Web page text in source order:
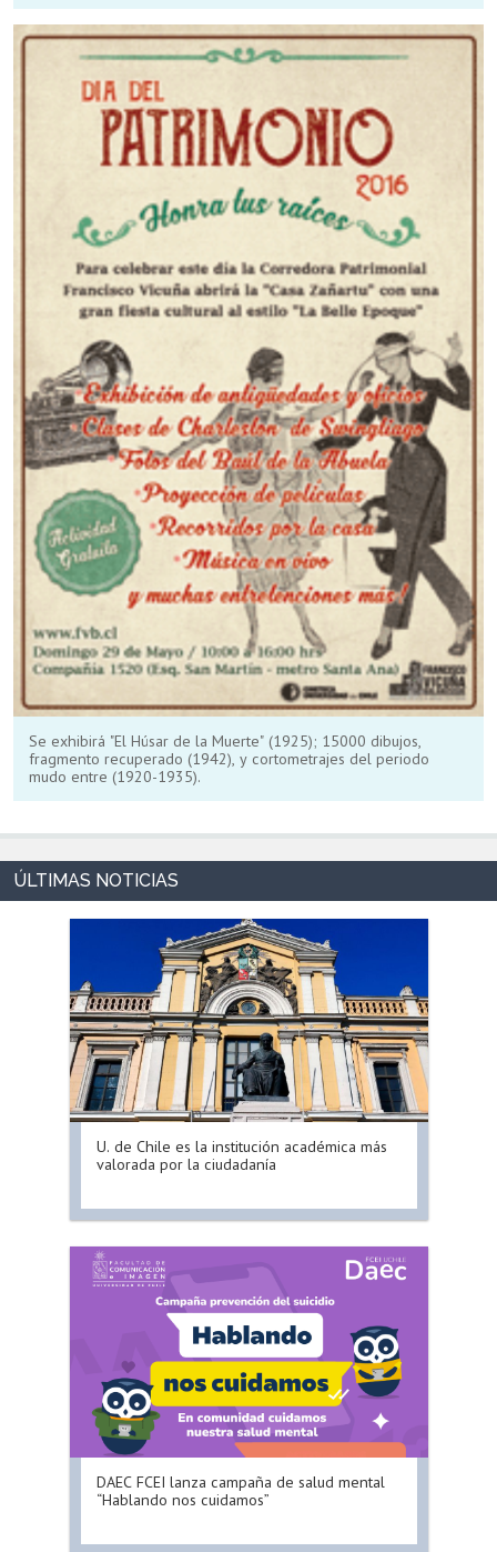
Se exhibirá "El Húsar de la Muerte" (1925); 15000 dibujos,
fragmento recuperado (1942), y cortometrajes del periodo
mudo entre (1920-1935).
U. de Chile es la institución académica más
valorada por la ciudadanía
DAEC FCEI lanza campaña de salud mental
“Hablando nos cuidamos”